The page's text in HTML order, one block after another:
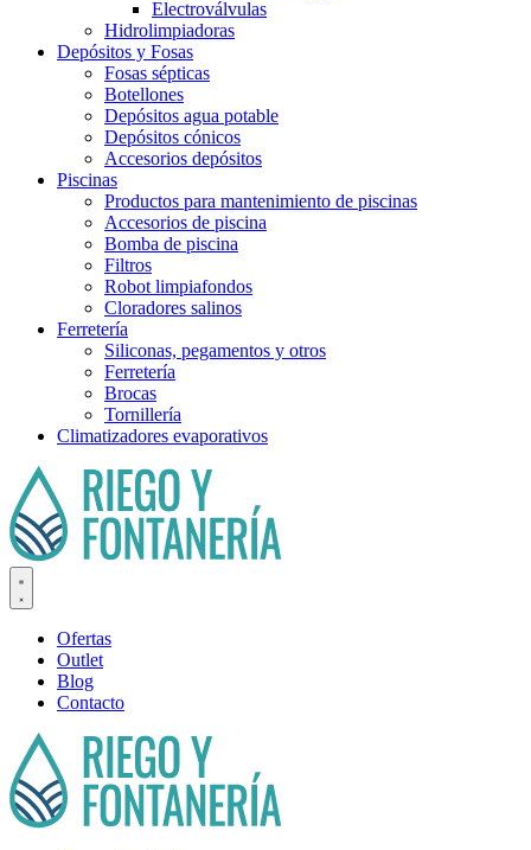
Electroválvulas
Hidrolimpiadoras
Depósitos y Fosas
Fosas sépticas
Botellones
Depósitos agua potable
Depósitos cónicos
Accesorios depósitos
Piscinas
Productos para mantenimiento de piscinas
Accesorios de piscina
Bomba de piscina
Filtros
Robot limpiafondos
Cloradores salinos
Ferretería
Siliconas, pegamentos y otros
Ferretería
Brocas
Tornillería
Climatizadores evaporativos
Ofertas
Outlet
Blog
Contacto